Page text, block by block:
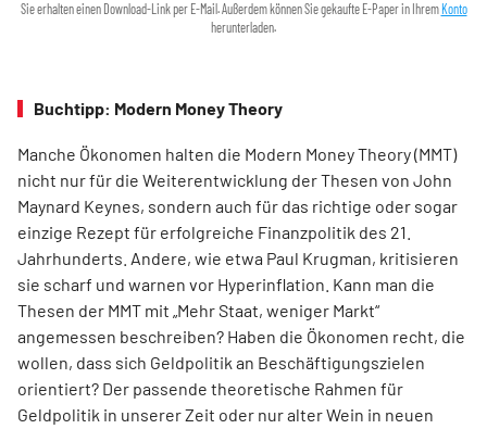
Sie erhalten einen Download-Link per E-Mail. Außerdem können Sie gekaufte E-Paper in Ihrem Konto
herunterladen.
Buchtipp: Modern Money Theory
Manche Ökonomen halten die Modern Money Theory (MMT)
nicht nur für die Weiterentwicklung der Thesen von John
Maynard Keynes, sondern auch für das richtige oder sogar
einzige Rezept für erfolgreiche Finanzpolitik des 21.
Jahrhunderts. Andere, wie etwa Paul Krugman, kritisieren
sie scharf und warnen vor Hyperinflation. Kann man die
Thesen der MMT mit „Mehr Staat, weniger Markt“
angemessen beschreiben? Haben die Ökonomen recht, die
wollen, dass sich Geldpolitik an Beschäftigungszielen
orientiert? Der passende theoretische Rahmen für
Geldpolitik in unserer Zeit oder nur alter Wein in neuen